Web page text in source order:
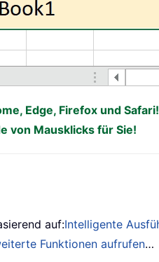
Edge, Firefox und Safari!
von Mausklicks für Sie!
auf:Intelligente
Funktionen aufrufen…